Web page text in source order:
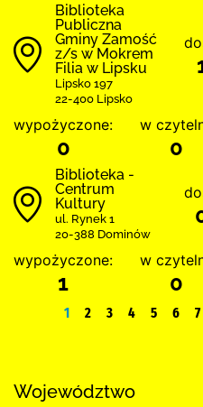
Biblio­teka
Publiczna
Gminy Zamość
z/s w Mokrem
Filia w Lipsku
Lipsko 197
22-400 Lipsko
wypożyczone:
0
w
0
Biblioteka -
Centrum
Kultury
ul. Rynek 1
20-388 Dominów
wypożyczone:
1
w
0
1 2 3 4 5 6 7
Województwo